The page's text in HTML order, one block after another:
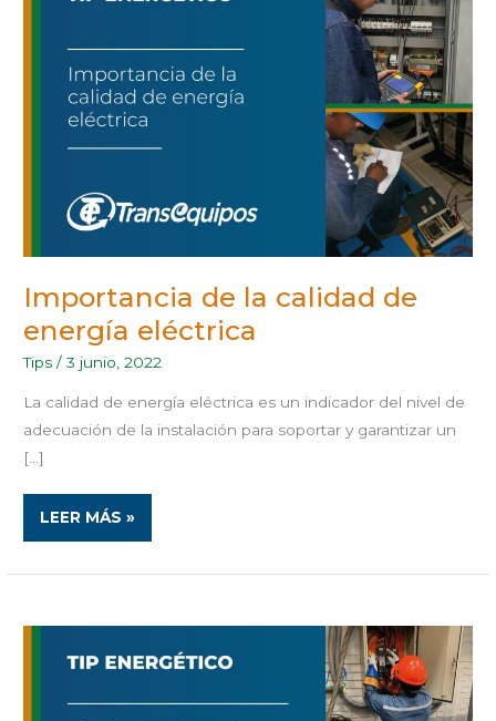
Importancia de la calidad de
energía eléctrica
Tips /3 junio, 2022
La calidad de energía eléctrica es un indicador del nivel de
adecuación de la instalación para soportar y garantizar un
[…]
CALIDAD
ELÉCTRICA
LEER MÁS »
¿CUÁL
IMPORTANCIA
REALIZAR